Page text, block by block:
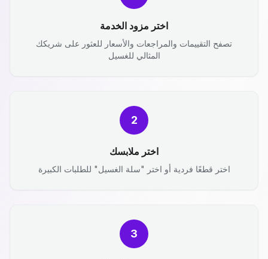
اختر مزود الخدمة
تصفح التقييمات والمراجعات والأسعار للعثور على شريكك
المثالي للغسيل
2
اختر ملابسك
اختر قطعًا فردية أو اختر "سلة الغسيل" للطلبات الكبيرة
3